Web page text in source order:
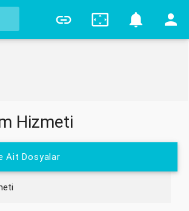
Hizmeti
Ait Dosyalar